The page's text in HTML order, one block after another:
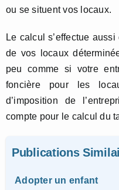
ou se situent vos locaux.
Le calcul s’effectue
de vos locaux
peu comme si votre
foncière pour les
d’imposition de
compte pour le calcul du
Publications
Adopter un enfant